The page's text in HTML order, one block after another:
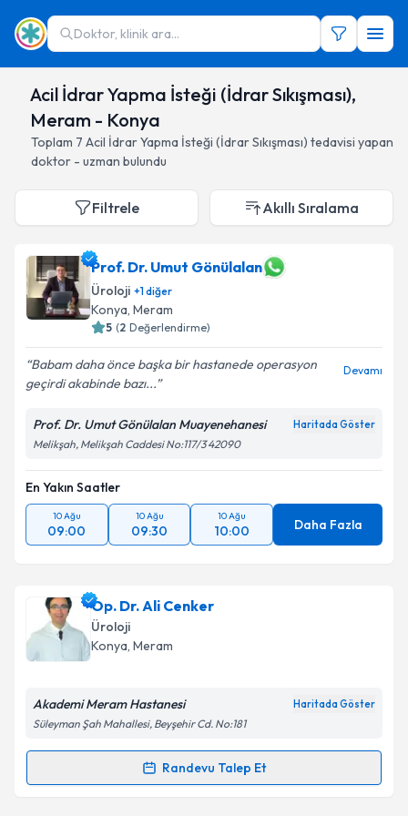
Doktor, klinik ara...
Acil İdrar Yapma İsteği (İdrar Sıkışması),
Meram - Konya
Toplam 7 Acil İdrar Yapma İsteği (İdrar Sıkışması) tedavisi yapan
doktor - uzman bulundu
Filtrele Akıllı Sıralama
Prof. Dr. Umut Gönülalan
Üroloji +1diğer
Konya, Meram
5 (2 Değerlendirme)
Babam daha önce başka bir hastanede operasyon
geçirdi akabinde bazı...
Devamı
Prof. Dr. Umut Gönülalan Muayenehanesi Haritada Göster
Melikşah, Melikşah Caddesi No:117/3 42090
En Yakın Saatler
10 Ağu
09:00
10 Ağu
09:30
10 Ağu
10:00 Daha Fazla
Op. Dr. Ali Cenker
Üroloji
Konya, Meram
Akademi Meram Hastanesi Haritada Göster
Süleyman Şah Mahallesi, Beyşehir Cd. No:181
Randevu Talep Et
Randevu Takvimi Talebi